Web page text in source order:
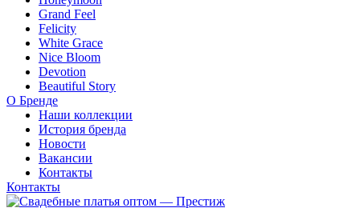
Grand Feel
Felicity
White Grace
Nice Bloom
Devotion
Beautiful Story
О Бренде
Наши коллекции
История бренда
Новости
Вакансии
Контакты
Контакты